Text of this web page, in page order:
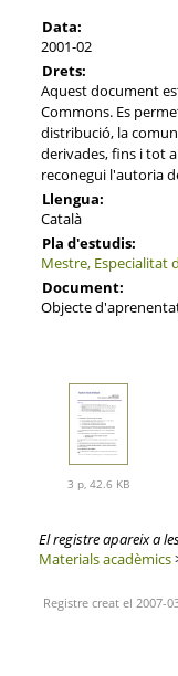
Data:
2001-02
Drets:
Aquest document
Commons. Es
distribució, la
derivades, fins i tot
reconegui l'autoria
Llengua:
Català
Pla d'estudis:
Mestre, Especialitat
Document:
Objecte
3 p, 42.6 KB
El registre apareix a
Materials acadèmics
Registre creat el 2007-